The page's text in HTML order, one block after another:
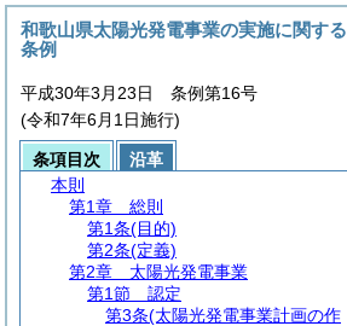
和歌山県太陽光発電事業の実施に関する
条例
平成30年3月23日 条例第16号
(令和7年6月1日施行)
条項目次
沿革
本則
第1章
総則
第1条(目的)
第2条(定義)
第2章
太陽光発電事業
第1節
認定
第3条(太陽光発電事業計画の作